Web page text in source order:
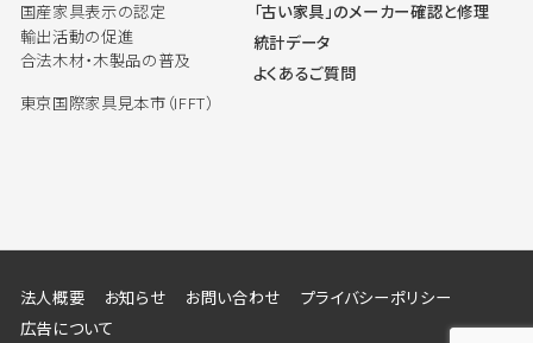
国産家具表示の認定
輸出活動の促進
合法木材・木製品の普及
東京国際家具見本市（IFFT）
「古い家具」のメーカー確認と修理
統計データ
よくあるご質問
法人概要 お知らせ お問い合わせ
プライバシーポリシー
広告について